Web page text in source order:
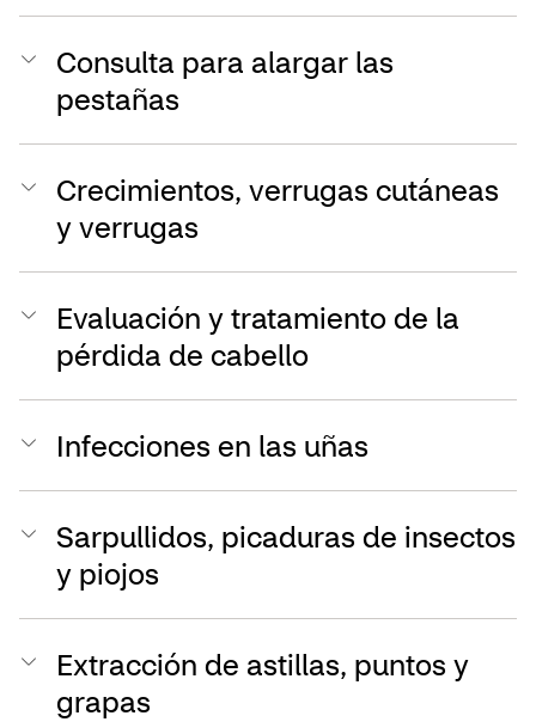
Consulta para alargar las
pestañas
Crecimientos, verrugas cutáneas
y verrugas
Evaluación y tratamiento de la
pérdida de cabello
Infecciones en las uñas
Sarpullidos, picaduras de insectos
y piojos
Extracción de astillas, puntos y
grapas